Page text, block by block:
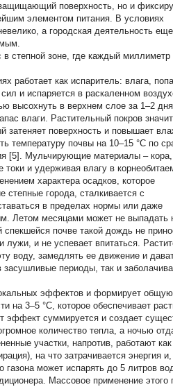
поверхность, но и
элементом питания. В условиях
а городская деятельность
степной зоне, где каждый миллиметр
работает как испаритель: влага,
и испаряется в раскаленном
высохнуть в верхнем слое за 1–2
влаги. Растительный покров
затеняет поверхность и повышает
температуру почвы на 10–15 °C по
[5]. Мульчирующие материалы –
и удерживая влагу в
характера осадков, которое
степные города, сталкивается с
в пределах нормы или даже
Летом месяцами может не выпадать
почве такой дождь не
лужи, и не успевает впитаться.
воду, замедлять ее движение и
периоды, так и
эффектов и формирует общую
на 3–5 °C, которое обеспечивает
эффект суммируется и создает
количество тепла, а ночью
участки, напротив, работают как
на что затрачивается энергия и,
газона может испарять до 5 литров
Массовое применение этого